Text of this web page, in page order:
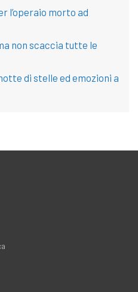
l’operaio morto ad
non scaccia tutte le
di stelle ed emozioni a